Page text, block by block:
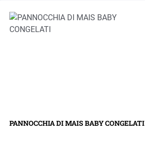
PANNOCCHIA DI MAIS BABY CONGELATI